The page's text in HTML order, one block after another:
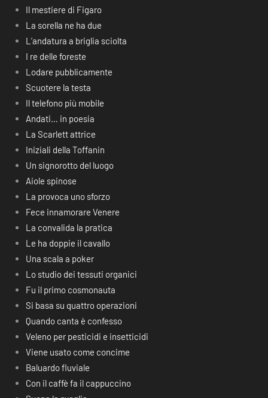
Il mestiere di Figaro
La sorella ne ha due
L’andatura a briglia sciolta
I re delle foreste
Lodare pubblicamente
Scuotere la testa
Il telefono più mobile
Andati… in poesia
La Scarlett attrice
Iniziali della Toffanin
Un signorotto del luogo
Aiole spinose
La provoca uno sforzo
Fece innamorare Venere
La convalida la pratica
Le ha doppie il cavallo
Una scala a poker
Lo studio dei tessuti organici
Fu il primo cosmonauta
Si basa su quattro operazioni
Quando canta è confesso
Veleno per pesticidi e insetticidi
Viene usato come concime
Baluardo fluviale
Con il caffè fa il cappuccino